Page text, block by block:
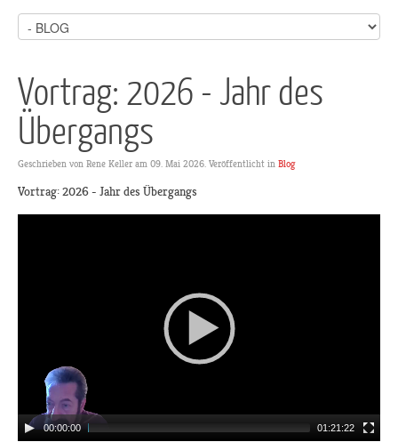
Vortrag: 2026 - Jahr des
Übergangs
Geschrieben von Rene Keller am 09. Mai 2026. Veröffentlicht in Blog
Vortrag: 2026 - Jahr des Übergangs
00:00:00 01:21:22